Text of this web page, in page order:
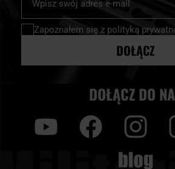
nasz
newsletter:
Zapoznałem się z polityką
DOŁĄCZ
DOŁĄCZ DO
Blog